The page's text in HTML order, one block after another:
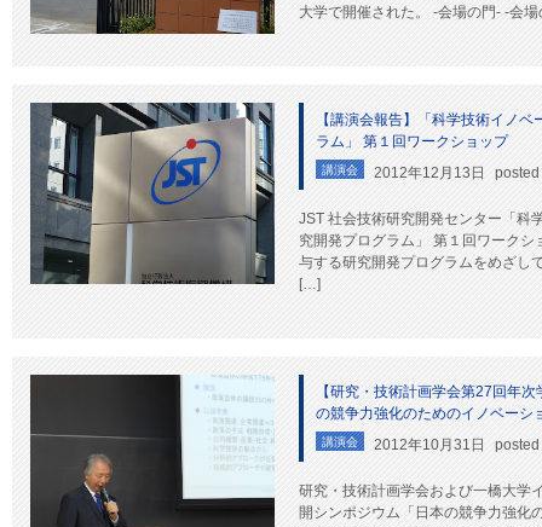
大学で開催された。 ‐会場の門‐ ‐会
【講演会報告】「科学技術イノ
ラム」 第１回ワークショップ
講演会 2012年12月13日 posted
JST 社会技術研究開発センター「科
究開発プログラム」 第１回ワーク
与する研究開発プログラムをめざし
[…]
【研究・技術計画学会第27回年
の競争力強化のためのイノベーシ
講演会 2012年10月31日 posted
研究・技術計画学会および一橋大学
開シンポジウム「日本の競争力強化